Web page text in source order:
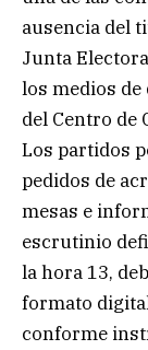
ausencia del
Junta
los medios
del Centro de
Los partidos
pedidos de
mesas e
escrutinio
la hora 13,
formato
conforme